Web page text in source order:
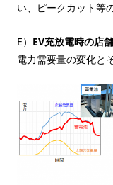
い、ピークカット等
E） EV充放電時の店
電力需要量の変化と